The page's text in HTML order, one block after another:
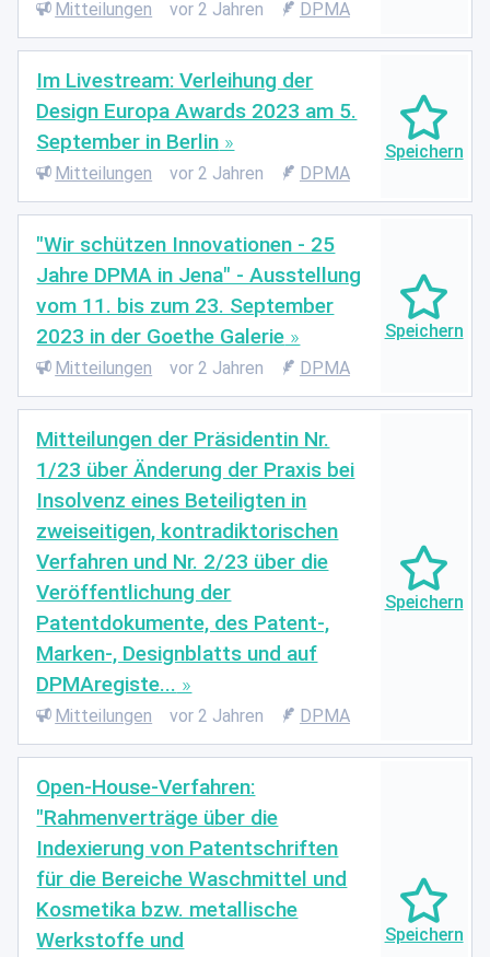
Mitteilungen vor 2 Jahren DPMA
Im Livestream: Verleihung der
Design Europa Awards 2023 am 5.
September in Berlin
Mitteilungen vor 2 Jahren DPMA
"Wir schützen Innovationen - 25
Jahre DPMA in Jena" - Ausstellung
vom 11. bis zum 23. September
2023 in der Goethe Galerie
Mitteilungen vor 2 Jahren DPMA
Mitteilungen der Präsidentin Nr.
1/23 über Änderung der Praxis bei
Insolvenz eines Beteiligten in
zweiseitigen, kontradiktorischen
Verfahren und Nr. 2/23 über die
Veröffentlichung der
Patentdokumente, des Patent-,
Marken-, Designblatts und auf
DPMAregiste...
Mitteilungen vor 2 Jahren DPMA
Open-House-Verfahren:
"Rahmenverträge über die
Indexierung von Patentschriften
für die Bereiche Waschmittel und
Kosmetika bzw. metallische
Werkstoffe und